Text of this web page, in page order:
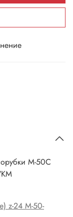
М-50С
z-24 М-50-